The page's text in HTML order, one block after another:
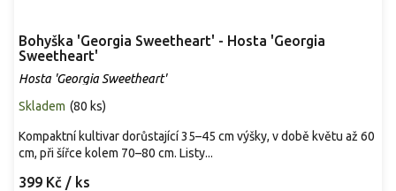
Bohyška 'Georgia Sweetheart' - Hosta 'Georgia
Sweetheart'
Hosta 'Georgia Sweetheart'
Skladem (80 ks)
399 Kč / ks
Kompaktní kultivar dorůstající 35–45 cm výšky, v době květu až 60
cm, při šířce kolem 70–80 cm. Listy...